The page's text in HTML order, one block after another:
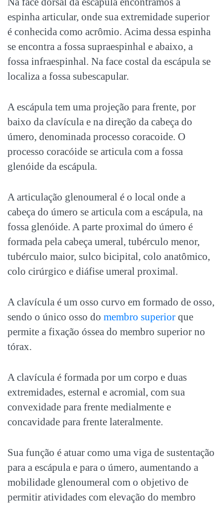
espinha articular, onde sua extremidade superior
é conhecida como acrômio. Acima dessa espinha
se encontra a fossa supraespinhal e abaixo, a
fossa infraespinhal. Na face costal da escápula se
localiza a fossa subescapular.
A escápula tem uma projeção para frente, por
baixo da clavícula e na direção da cabeça do
úmero, denominada processo coracoide. O
processo coracóide se articula com a fossa
glenóide da escápula.
A articulação glenoumeral é o local onde a
cabeça do úmero se articula com a escápula, na
fossa glenóide. A parte proximal do úmero é
formada pela cabeça umeral, tubérculo menor,
tubérculo maior, sulco bicipital, colo anatômico,
colo cirúrgico e diáfise umeral proximal.
A clavícula é um osso curvo em formado de osso,
sendo o único osso do membro superior que
permite a fixação óssea do membro superior no
tórax.
A clavícula é formada por um corpo e duas
extremidades, esternal e acromial, com sua
convexidade para frente medialmente e
concavidade para frente lateralmente.
Sua função é atuar como uma viga de sustentação
para a escápula e para o úmero, aumentando a
mobilidade glenoumeral com o objetivo de
permitir atividades com elevação do membro